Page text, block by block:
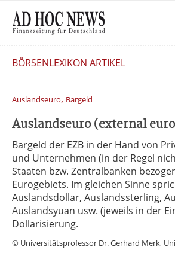
BÖRSENLEXIKON ARTIKEL
Auslandseuro, Bargeld
Auslandseuro (external
Bargeld der EZB in der Hand von
und Unternehmen (in der Regel
Staaten bzw. Zentralbanken
Eurogebiets. Im gleichen Sinne
Auslandsdollar, Auslandssterling,
Auslandsyuan usw. (jeweils in der
Dollarisierung.
© Universitätsprofessor Dr. Gerhard Merk,